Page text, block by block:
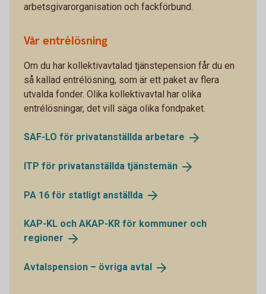
arbetsgivarorganisation och fackförbund.
Vår entrélösning
Om du har kollektivavtalad tjänstepension får du en
så kallad entrélösning, som är ett paket av flera
utvalda fonder. Olika kollektivavtal har olika
entrélösningar, det vill säga olika fondpaket.
SAF-LO för privatanställda arbetare
ITP för privatanställda tjänstemän
PA 16 för statligt anställda
KAP-KL och AKAP-KR för kommuner och
regioner
Avtalspension – övriga avtal